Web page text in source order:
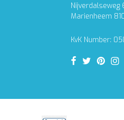
Nijverdalseweg
Marienheem
KvK Number: